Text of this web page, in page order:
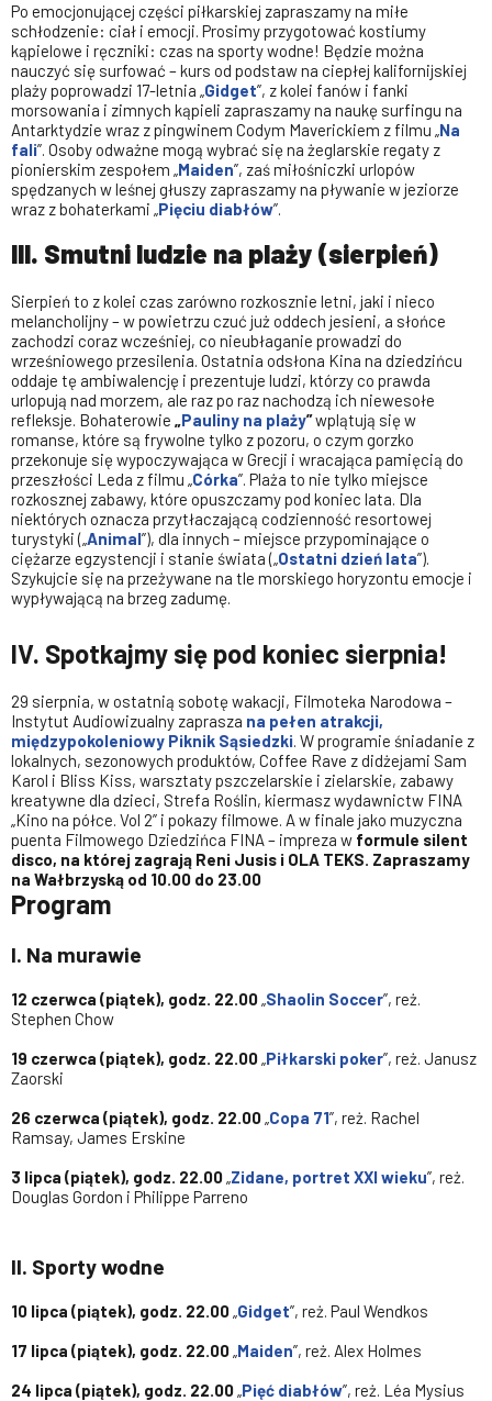
Po emocjonującej części piłkarskiej zapraszamy na miłe
schłodzenie: ciał i emocji. Prosimy przygotować kostiumy
kąpielowe i ręczniki: czas na sporty wodne! Będzie można
nauczyć się surfować – kurs od podstaw na ciepłej kalifornijskiej
plaży poprowadzi 17-letnia „Gidget”, z kolei fanów i fanki
morsowania i zimnych kąpieli zapraszamy na naukę surfingu na
Antarktydzie wraz z pingwinem Codym Maverickiem z filmu „Na
fali”. Osoby odważne mogą wybrać się na żeglarskie regaty z
pionierskim zespołem „Maiden”, zaś miłośniczki urlopów
spędzanych w leśnej głuszy zapraszamy na pływanie w jeziorze
wraz z bohaterkami „Pięciu diabłów”.
III. Smutni ludzie na plaży (sierpień)
Sierpień to z kolei czas zarówno rozkosznie letni, jaki i nieco
melancholijny – w powietrzu czuć już oddech jesieni, a słońce
zachodzi coraz wcześniej, co nieubłaganie prowadzi do
wrześniowego przesilenia. Ostatnia odsłona Kina na dziedzińcu
oddaje tę ambiwalencję i prezentuje ludzi, którzy co prawda
urlopują nad morzem, ale raz po raz nachodzą ich niewesołe
refleksje. Bohaterowie „Pauliny na plaży”wplątują się w
romanse, które są frywolne tylko z pozoru, o czym gorzko
przekonuje się wypoczywająca w Grecji i wracająca pamięcią do
przeszłości Leda z filmu „Córka”. Plaża to nie tylko miejsce
rozkosznej zabawy, które opuszczamy pod koniec lata. Dla
niektórych oznacza przytłaczającą codzienność resortowej
turystyki („Animal”), dla innych – miejsce przypominające o
ciężarze egzystencji i stanie świata („Ostatni dzień lata”).
Szykujcie się na przeżywane na tle morskiego horyzontu emocje i
wypływającą na brzeg zadumę.
IV. Spotkajmy się pod koniec sierpnia!
29 sierpnia, w ostatnią sobotę wakacji, Filmoteka Narodowa –
Instytut Audiowizualny zaprasza na pełen atrakcji,
międzypokoleniowy Piknik Sąsiedzki. W programie śniadanie z
lokalnych, sezonowych produktów, Coffee Rave z didżejami Sam
Karol i Bliss Kiss, warsztaty pszczelarskie i zielarskie, zabawy
kreatywne dla dzieci, Strefa Roślin, kiermasz wydawnictw FINA
„Kino na półce. Vol 2” i pokazy filmowe. A w finale jako muzyczna
puenta Filmowego Dziedzińca FINA – impreza w formule silent
disco, na której zagrają Reni Jusis i OLA TEKS. Zapraszamy
na Wałbrzyską od 10.00 do 23.00
Program
I. Na murawie
12 czerwca (piątek), godz. 22.00„Shaolin Soccer”, reż.
Stephen Chow
19 czerwca (piątek), godz. 22.00„Piłkarski poker”, reż. Janusz
Zaorski
26 czerwca (piątek), godz. 22.00„Copa 71”, reż. Rachel
Ramsay, James Erskine
3 lipca (piątek), godz. 22.00„Zidane, portret XXI wieku”, reż.
Douglas Gordon i Philippe Parreno
II. Sporty wodne
10 lipca (piątek), godz. 22.00„Gidget”, reż. Paul Wendkos
17 lipca (piątek), godz. 22.00„Maiden”, reż. Alex Holmes
24 lipca (piątek), godz. 22.00„Pięć diabłów”, reż. Léa Mysius